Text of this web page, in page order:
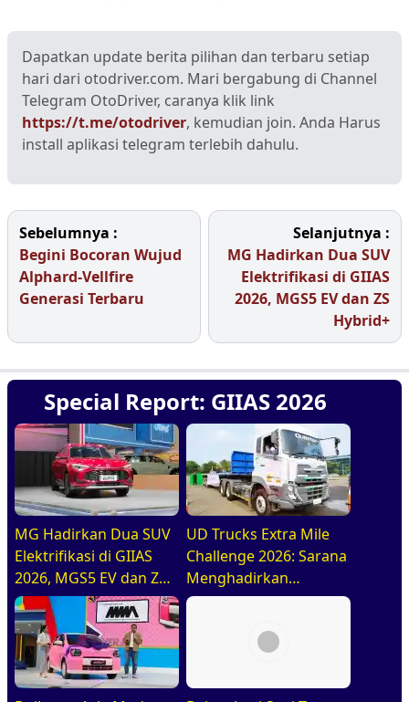
Dapatkan update berita pilihan dan terbaru setiap
hari dari otodriver.com. Mari bergabung di Channel
Telegram OtoDriver, caranya klik link
https://t.me/otodriver, kemudian join. Anda Harus
install aplikasi telegram terlebih dahulu.
Sebelumnya :
Begini Bocoran Wujud
Alphard-Vellfire
Generasi Terbaru
Selanjutnya :
MG Hadirkan Dua SUV
Elektrifikasi di GIIAS
2026, MGS5 EV dan ZS
Hybrid+
Special Report: GIIAS 2026
MG Hadirkan Dua SUV
Elektrifikasi di GIIAS
2026, MGS5 EV dan ZS
Hybrid+
UD Trucks Extra Mile
Challenge 2026: Sarana
Menghadirkan
Pengemudi Truk Yang